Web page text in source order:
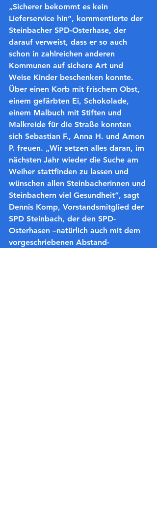
„Sicherer bekommt es kein
Lieferservice hin“, kommentierte der
Steinbacher SPD-Osterhase, der
darauf verweist, dass er so auch
schon in zahlreichen anderen
Kommunen auf sichere Art und
Weise Kinder beschenken konnte.
Über einen Korb mit frischem Obst,
einem gefärbten Ei, Schokolade,
einem Malbuch mit Stiften und
Malkreide für die Straße konnten
sich Sebastian F., Anna H. und Amon
P. freuen. „Wir setzen alles daran, im
nächsten Jahr wieder die Suche am
Weiher stattfinden zu lassen und
wünschen allen Steinbacherinnen und
Steinbachern viel Gesundheit“, sagt
Dennis Komp, Vorstandsmitglied der
SPD Steinbach, der den SPD-
Osterhasen –natürlich auch mit dem
vorgeschriebenen Abstand-